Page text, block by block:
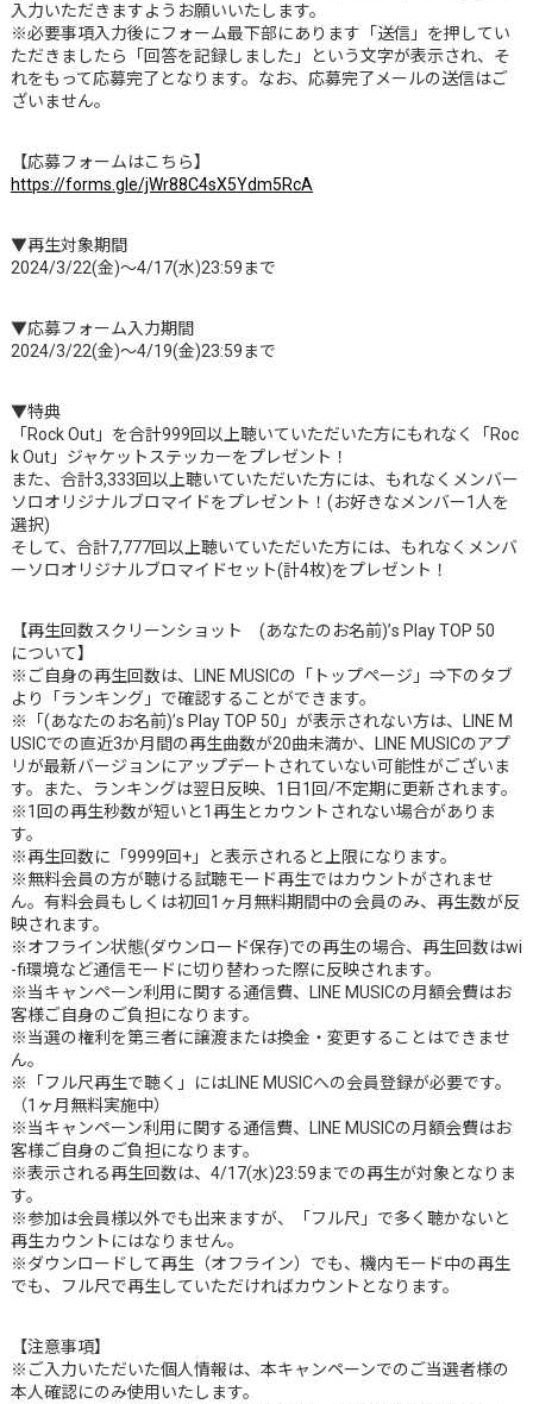
入力いただきますようお願いいたします。
※必要事項入力後にフォーム最下部にあります「送信」を押してい
ただきましたら「回答を記録しました」という文字が表示され、そ
れをもって応募完了となります。なお、応募完了メールの送信はご
ざいません。
【応募フォームはこちら】
https://forms.gle/jWr88C4sX5Ydm5RcA
▼再生対象期間
2024/3/22(金)～4/17(水)23:59まで
▼応募フォーム入力期間
2024/3/22(金)～4/19(金)23:59まで
▼特典
「Rock Out」を合計999回以上聴いていただいた方にもれなく「Roc
k Out」ジャケットステッカーをプレゼント！
また、合計3,333回以上聴いていただいた方には、もれなくメンバー
ソロオリジナルブロマイドをプレゼント！(お好きなメンバー1人を
選択)
そして、合計7,777回以上聴いていただいた方には、もれなくメンバ
ーソロオリジナルブロマイドセット(計4枚)をプレゼント！
【再生回数スクリーンショット (あなたのお名前)’s Play TOP 50
について】
※ご自身の再生回数は、LINE MUSICの「トップページ」⇒下のタブ
より「ランキング」で確認することができます。
※「(あなたのお名前)’s Play TOP 50」が表示されない方は、LINE M
USICでの直近3か月間の再生曲数が20曲未満か、LINE MUSICのアプ
リが最新バージョンにアップデートされていない可能性がございま
す。また、ランキングは翌日反映、1日1回/不定期に更新されます。
※1回の再生秒数が短いと1再生とカウントされない場合がありま
す。
※再生回数に「9999回+」と表示されると上限になります。
※無料会員の方が聴ける試聴モード再生ではカウントがされませ
ん。有料会員もしくは初回1ヶ月無料期間中の会員のみ、再生数が反
映されます。
※オフライン状態(ダウンロード保存)での再生の場合、再生回数はwi
-fi環境など通信モードに切り替わった際に反映されます。
※当キャンペーン利用に関する通信費、LINE MUSICの月額会費はお
客様ご自身のご負担になります。
※当選の権利を第三者に譲渡または換金・変更することはできませ
ん。
※「フル尺再生で聴く」にはLINE MUSICへの会員登録が必要です。
（1ヶ月無料実施中）
※当キャンペーン利用に関する通信費、LINE MUSICの月額会費はお
客様ご自身のご負担になります。
※表示される再生回数は、4/17(水)23:59までの再生が対象となりま
す。
※参加は会員様以外でも出来ますが、「フル尺」で多く聴かないと
再生カウントにはなりません。
※ダウンロードして再生（オフライン）でも、機内モード中の再生
でも、フル尺で再生していただければカウントとなります。
【注意事項】
※ご入力いただいた個人情報は、本キャンペーンでのご当選者様の
本人確認にのみ使用いたします。